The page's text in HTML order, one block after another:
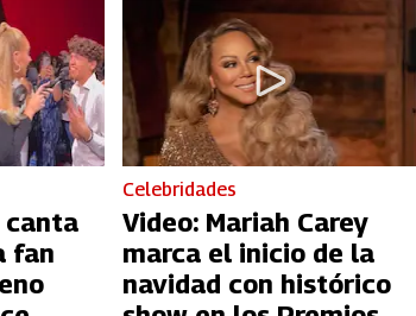
canta
fan
Celebridades
Video: Mariah Carey
marca el inicio de la
navidad con histórico